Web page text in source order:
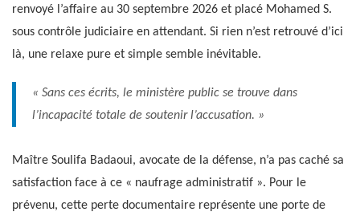
renvoyé l’affaire au 30 septembre 2026 et placé Mohamed S.
sous contrôle judiciaire en attendant. Si rien n’est retrouvé d’ici
là, une relaxe pure et simple semble inévitable.
« Sans ces écrits, le ministère public se trouve dans
l’incapacité totale de soutenir l’accusation. »
Maître Soulifa Badaoui, avocate de la défense, n’a pas caché sa
satisfaction face à ce « naufrage administratif ». Pour le
prévenu, cette perte documentaire représente une porte de